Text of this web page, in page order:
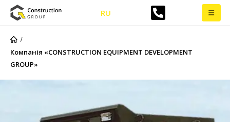
RU
Компанія «CONSTRUCTION EQUIPMENT DEVELOPMENT
GROUP»